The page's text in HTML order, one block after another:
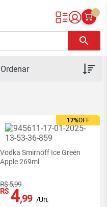
search
17%OFF
Vodka Smirnoff Ice Green
Apple 269ml
R$ 5,99
R$ 4,99 /Un.